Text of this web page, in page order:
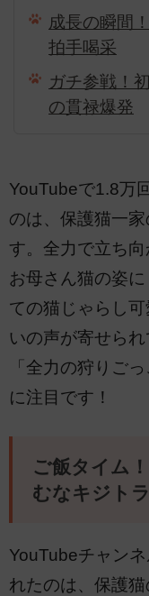
成長の瞬間
拍手喝采
ガチ参戦！
の貫禄爆発
YouTubeで1.8万
のは、保護猫一
す。全力で立ち
お母さん猫の姿
ての猫じゃらし
いの声が寄せら
「全力の狩りご
に注目です！
ご飯タイム
むなキジト
YouTubeチャン
れたのは、保護